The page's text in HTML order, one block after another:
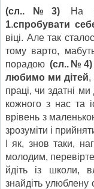
(сл..№3)
На
1.спробувати
віці. Але так
тому варто,
порадою (сл..№4)
любимо ми дітей,
праці, чи здатні
кожного з нас та
врівень з
зрозуміти і
І як, знов таки,
молодим,
йдіть із школи,
знайдіть улюблену